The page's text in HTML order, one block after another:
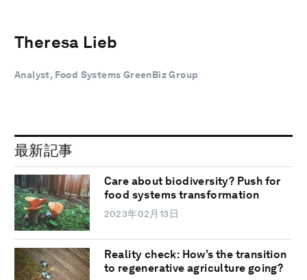
Theresa Lieb
Analyst, Food Systems GreenBiz Group
最新記事
Care about biodiversity? Push for
food systems transformation
2023年02月13日
Reality check: How’s the transition
to regenerative agriculture going?